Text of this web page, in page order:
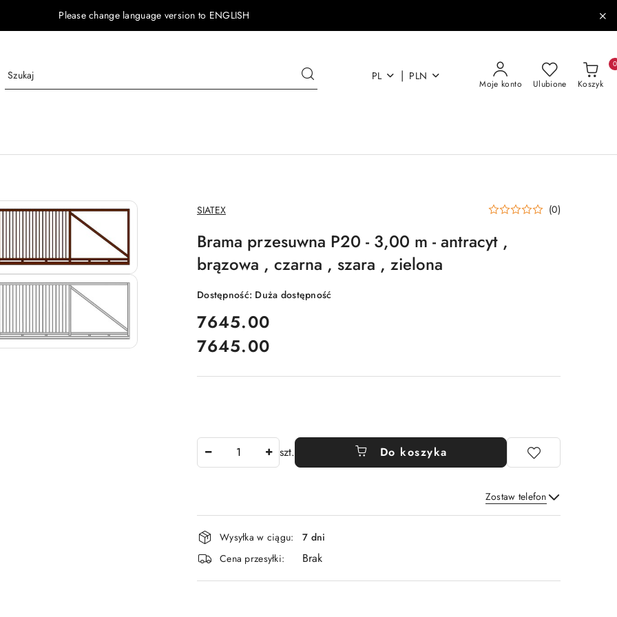
Please change language version to ENGLISH
PL | PLN
Moje konto Ulubione Koszyk
0
NAZWA
PRODUCENTA:
SIATEX (0)
Brama przesuwna P20 - 3,00 m - antracyt ,
brązowa , czarna , szara , zielona
Dostępność: Duża dostępność
cena:
7645.00
Cena:
7645.00
szt. Do koszyka
Zostaw telefon
Wyślij
Dostępność
i
dostawa
Wysyłka w ciągu:
7 dni
Cena przesyłki:
Brak